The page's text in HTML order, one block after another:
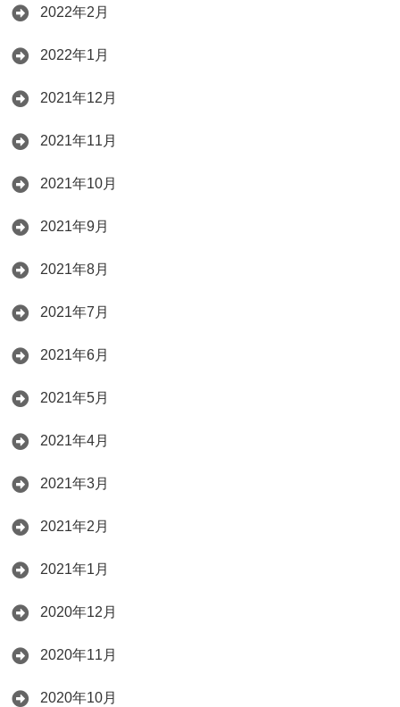
2022年2月
2022年1月
2021年12月
2021年11月
2021年10月
2021年9月
2021年8月
2021年7月
2021年6月
2021年5月
2021年4月
2021年3月
2021年2月
2021年1月
2020年12月
2020年11月
2020年10月